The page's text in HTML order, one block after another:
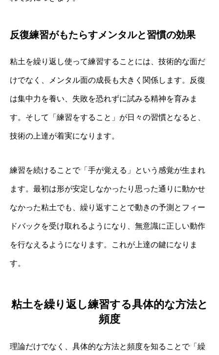
反復練習がもたらすメンタルと習慣の効果
粘土を繰り返し使って練習することには、技術的な面だ
けでなく、メンタル面の成長も大きく関係します。反復
は集中力を養い、失敗を恐れずに試みる精神を育みま
す。そして「練習をすること」が日々の習慣となると、
技術の上達が着実になります。
練習を続けることで「手が覚える」という感覚が生まれ
ます。最初は形が安定しなかったり思った通りに動かせ
なかった粘土でも、繰り返すことで動きの予測とフィー
ドバックを受け取れるようになり、無意識に正しい動作
を行なえるようになります。これが上達の鍵になりま
す。
粘土を繰り返し練習する具体的な方法と
頻度
理論だけでなく、具体的な方法と頻度を知ることで「繰